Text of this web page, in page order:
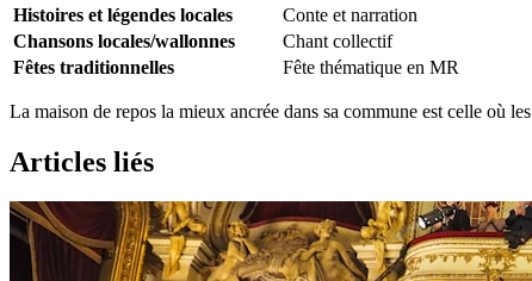
Histoires et légendes locales
Conte et narration
Chansons locales/wallonnes
Chant collectif
Fêtes traditionnelles
Fête thématique en MR
La maison de repos la mieux ancrée dans sa commune est celle où
Articles liés